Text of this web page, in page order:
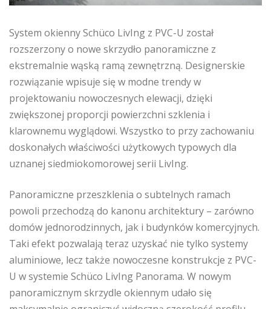
System okienny Schüco LivIng z PVC-U został
rozszerzony o nowe skrzydło panoramiczne z
ekstremalnie wąską ramą zewnętrzną. Designerskie
rozwiązanie wpisuje się w modne trendy w
projektowaniu nowoczesnych elewacji, dzięki
zwiększonej proporcji powierzchni szklenia i
klarownemu wyglądowi. Wszystko to przy zachowaniu
doskonałych właściwości użytkowych typowych dla
uznanej siedmiokomorowej serii LivIng.
Panoramiczne przeszklenia o subtelnych ramach
powoli przechodzą do kanonu architektury – zarówno
domów jednorodzinnych, jak i budynków komercyjnych.
Taki efekt pozwalają teraz uzyskać nie tylko systemy
aluminiowe, lecz także nowoczesne konstrukcje z PVC-
U w systemie Schüco LivIng Panorama. W nowym
panoramicznym skrzydle okiennym udało się